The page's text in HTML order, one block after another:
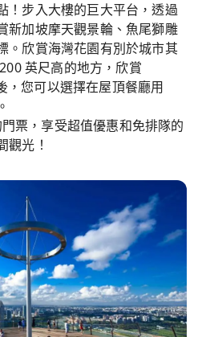
！步入大樓的巨大平台，透過
新加坡摩天觀景輪、魚尾獅雕
。欣賞海灣花園有別於城市其
英尺高的地方，欣賞
您可以選擇在屋頂餐廳用
票，享受超值優惠和免排隊的
觀光！